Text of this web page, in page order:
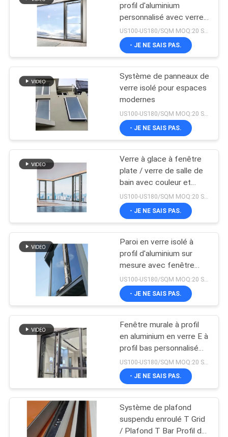
NOUVELLES
DEMANDEZ
UNE
CITATION
SITEMAP
PRIVACY
POLICY
Tempête en
aluminium Windows
94
Revêtement en
aluminium en métal
47
Balustrade en verre
de balustrade
Profil en aluminium
19
profil d'aluminium
personnalisé avec verre
E bas pour les espaces
contemporains
US100-US180/SQM MOQ:20 Square Meters
- JE NE SAIS PAS.
Système de panneaux de
verre isolé pour espaces
modernes
US100-US180/SQM MOQ:20 Square Meters
- JE NE SAIS PAS.
Verre à glace à fenêtre
plate / verre de salle de
bain avec couleur et
forme personnalisées
- JE NE SAIS PAS.
Paroi en verre isolé à
profil d'aluminium sur
mesure avec fenêtre
plate poussée pour les
espaces modernes
- JE NE SAIS PAS.
Fenêtre murale à profil
en aluminium en verre E à
profil bas personnalisé
pour conception isolée
- JE NE SAIS PAS.
Système de plafond
suspendu enroulé T Grid
/ Plafond T Bar Profil de